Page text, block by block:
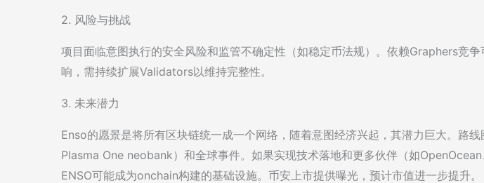
2. 风险与挑战
项目面临意图执行的安全风险和监管不确定性（如稳定币法规）。依赖Graphers竞争
响，需持续扩展Validators以维持完整性。
3. 未来潜力
Enso的愿景是将所有区块链统一成一个网络，随着意图经济兴起，其潜力巨大。路
Plasma One neobank）和全球事件。如果实现技术落地和更多伙伴（如OpenOcean
ENSO可能成为onchain构建的基础设施。币安上市提供曝光，预计市值进一步提升。